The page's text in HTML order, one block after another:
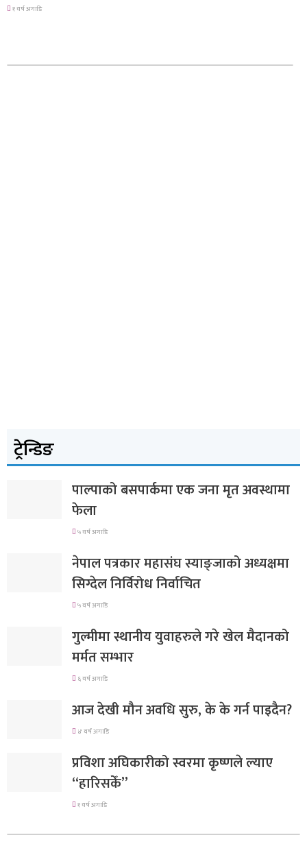
१ वर्ष अगाडि
ट्रेन्डिङ
पाल्पाको बसपार्कमा एक जना मृत अवस्थामा
फेला
५ वर्ष अगाडि
नेपाल पत्रकार महासंघ स्याङ्जाको अध्यक्षमा
सिग्देल निर्विरोध निर्वाचित
५ वर्ष अगाडि
गुल्मीमा स्थानीय युवाहरुले गरे खेल मैदानको
मर्मत सम्भार
६ वर्ष अगाडि
आज देखी मौन अवधि सुरु, के के गर्न पाइदैन?
४ वर्ष अगाडि
प्रविशा अघिकारीको स्वरमा कृष्णले ल्याए
“हारिसकेँ”
१ वर्ष अगाडि